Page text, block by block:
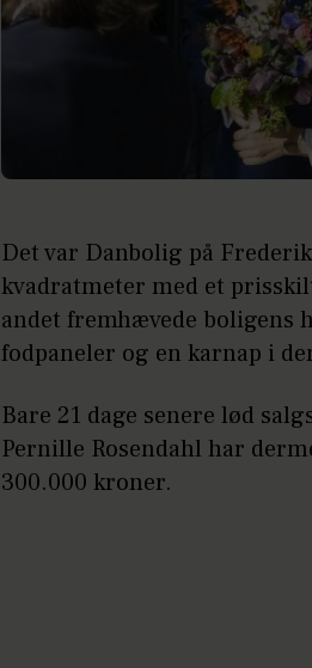
Det var Danbolig på
kvadratmeter med et
andet fremhævede boligens
fodpaneler og en karnap i
Bare 21 dage senere lød
Pernille Rosendahl har
300.000 kroner.